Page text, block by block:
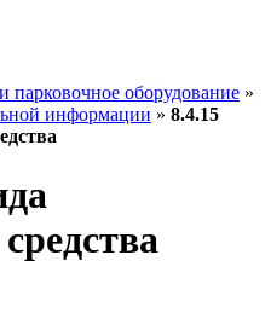
парковочное оборудование »
информации » 8.4.15